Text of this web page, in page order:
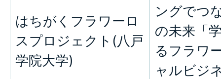
はちがくフラワーロ
スプロジェクト(八戸
学院大学)
ングでつ
の未来「
るフラワ
ャルビジ